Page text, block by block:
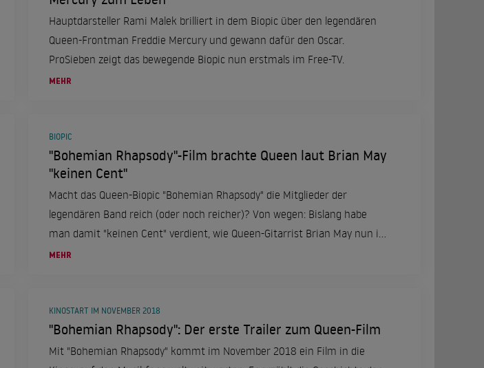
Hauptdarsteller Rami Malek brilliert in dem Biopic über den legendären
Queen-Frontman Freddie Mercury und gewann dafür den Oscar.
ProSieben zeigt das bewegende Biopic nun erstmals im Free-TV.
MEHR
BIOPIC
"Bohemian Rhapsody"-Film brachte Queen laut Brian May
"keinen Cent"
Macht das Queen-Biopic "Bohemian Rhapsody" die Mitglieder der
legendären Band reich (oder noch reicher)? Von wegen: Bislang habe
man damit "keinen Cent" verdient, wie Queen-Gitarrist Brian May nun in
einem Interview behauptete.
MEHR
KINOSTART IM NOVEMBER 2018
"Bohemian Rhapsody": Der erste Trailer zum Queen-Film
Mit "Bohemian Rhapsody" kommt im November 2018 ein Film in die